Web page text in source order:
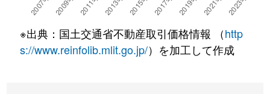
※出典：国土交通省不動産取引価格情報 （http
s://www.reinfolib.mlit.go.jp/）を加工して作成